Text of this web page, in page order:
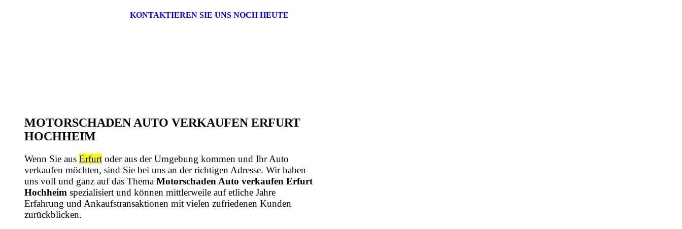
KONTAKTIEREN SIE UNS NOCH HEUTE
MOTORSCHADEN AUTO VERKAUFEN ERFURT
HOCHHEIM
Wenn Sie aus Erfurt oder aus der Umgebung kommen und Ihr Auto
verkaufen möchten, sind Sie bei uns an der richtigen Adresse. Wir haben
uns voll und ganz auf das Thema Motorschaden Auto verkaufen Erfurt
Hochheim spezialisiert und können mittlerweile auf etliche Jahre
Erfahrung und Ankaufstransaktionen mit vielen zufriedenen Kunden
zurückblicken.